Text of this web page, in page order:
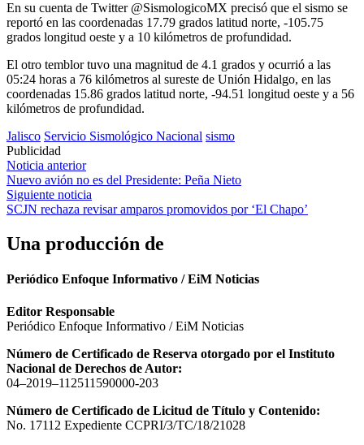
En su cuenta de Twitter @SismologicoMX precisó que el sismo se
reportó en las coordenadas 17.79 grados latitud norte, -105.75
grados longitud oeste y a 10 kilómetros de profundidad.
El otro temblor tuvo una magnitud de 4.1 grados y ocurrió a las
05:24 horas a 76 kilómetros al sureste de Unión Hidalgo, en las
coordenadas 15.86 grados latitud norte, -94.51 longitud oeste y a 56
kilómetros de profundidad.
Jalisco Servicio Sismológico Nacional sismo
Publicidad
Navegación
de
entradas
Noticia anterior
Nuevo avión no es del Presidente: Peña Nieto
Siguiente noticia
SCJN rechaza revisar amparos promovidos por ‘El Chapo’
Una producción de
Periódico Enfoque Informativo / EiM Noticias
Editor Responsable
Periódico Enfoque Informativo / EiM Noticias
Número de Certificado de Reserva otorgado por el Instituto
Nacional de Derechos de Autor:
04–2019–112511590000-203
Número de Certificado de Licitud de Título y Contenido:
No. 17112 Expediente CCPRI/3/TC/18/21028